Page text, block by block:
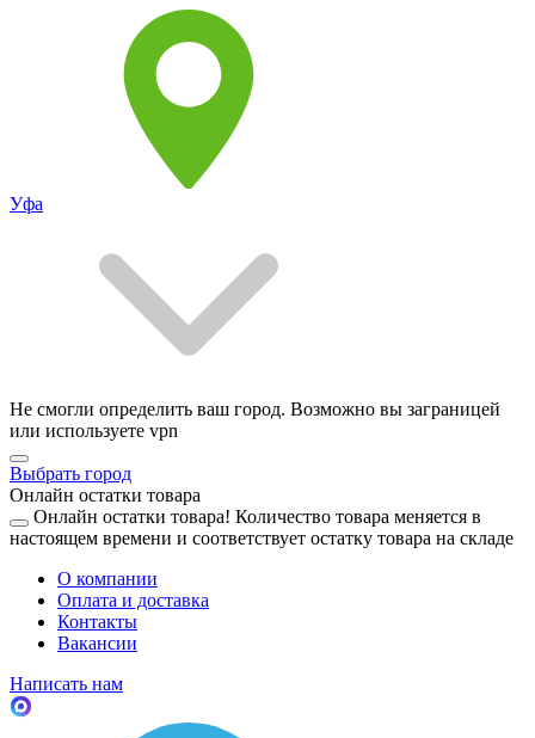
Уфа
Не смогли определить ваш город. Возможно вы заграницей
или используете vpn
Выбрать город
Онлайн остатки товара
Онлайн остатки товара! Количество товара меняется в
настоящем времени и соответствует остатку товара на складе
О компании
Оплата и доставка
Контакты
Вакансии
Написать нам